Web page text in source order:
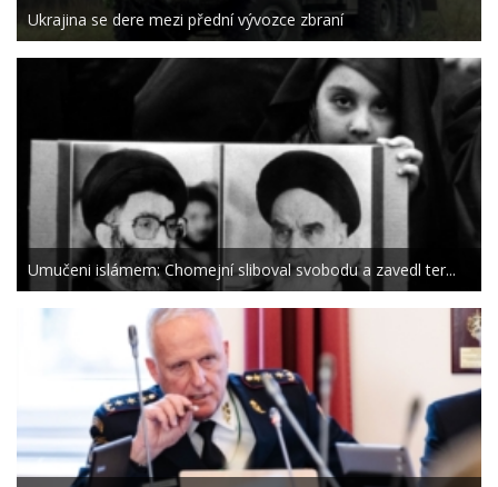
Ukrajina se dere mezi přední vývozce zbraní
Umučeni islámem: Chomejní sliboval svobodu a zavedl ter...